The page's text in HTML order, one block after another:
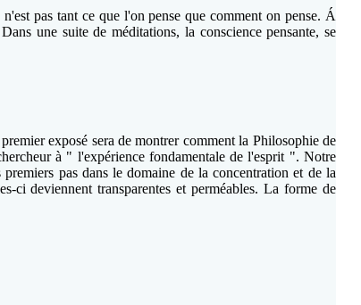
pas tant ce que l'on pense que comment on pense. Á
une suite de méditations, la conscience pensante, se
exposé sera de montrer comment la Philosophie de
à " l'expérience fondamentale de l'esprit ". Notre
pas dans le domaine de la concentration et de la
ci deviennent transparentes et perméables. La forme de